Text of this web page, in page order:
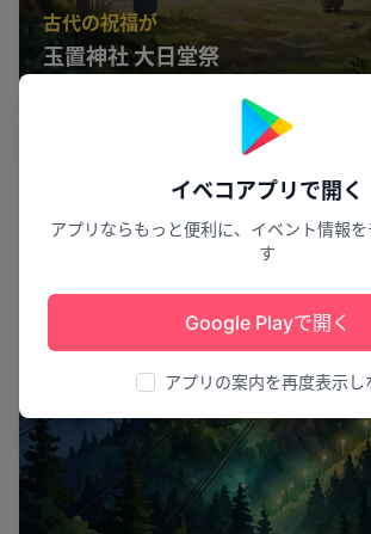
イベコアプリで開く
アプリならもっと便利に、イベント情報
す
Google Playで開く
アプリの案内を再度表示し
古代の祝福が
玉置神社 大日堂祭